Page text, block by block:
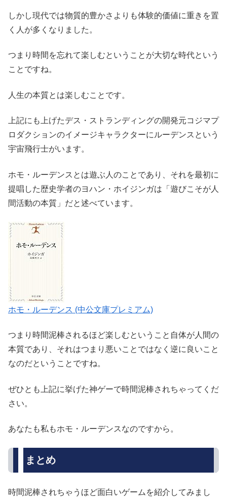
しかし現代では物質的豊かさよりも体験的価値に重きを置
く人が多くなりました。
つまり時間を忘れて楽しむということが大切な時代という
ことですね。
人生の本質とは楽しむことです。
上記にも上げたデス・ストランディングの開発元コジマプ
ロダクションのイメージキャラクターにルーデンスという
宇宙飛行士がいます。
ホモ・ルーデンスとは遊ぶ人のことであり、それを最初に
提唱した歴史学者のヨハン・ホイジンガは「遊びこそが人
間活動の本質」だと述べています。
ホモ・ルーデンス (中公文庫プレミアム)
つまり時間泥棒されるほど楽しむということ自体が人間の
本質であり、それはつまり悪いことではなく逆に良いこと
なのだということですね。
ぜひとも上記に挙げた神ゲーで時間泥棒されちゃってくだ
さい。
あなたも私もホモ・ルーデンスなのですから。
まとめ
時間泥棒されちゃうほど面白いゲームを紹介してみまし